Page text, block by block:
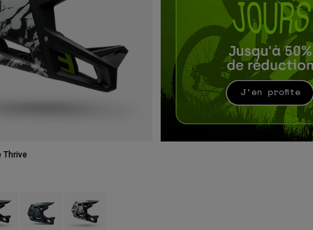
Thrive
type of Marron foncé.
swatch type of Brun muscade.
Product swatch type of Vert sauge.
Product swatch type of Blanc.